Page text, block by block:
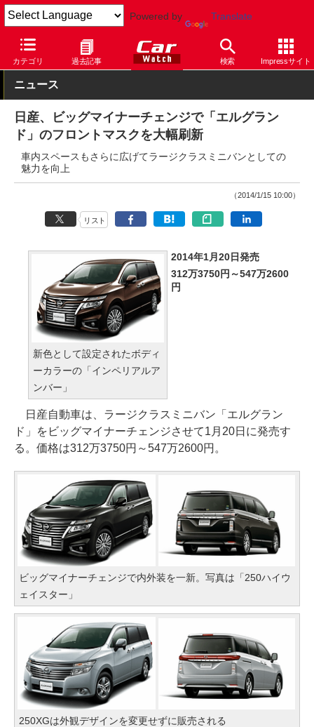
Powered by Translate
カテゴリ 過去記事 検索 Impressサイト
Car Watch 自動車 エルグランド
ニュース
日産、ビッグマイナーチェンジで「エルグラン
ド」のフロントマスクを大幅刷新
車内スペースもさらに広げてラージクラスミニバンとしての
魅力を向上
（2014/1/15 10:00）
リスト
新色として設定されたボディ
ーカラーの「インペリアルア
ンバー」
2014年1月20日発売
312万3750円～547万2600
円
日産自動車は、ラージクラスミニバン「エルグラン
ド」をビッグマイナーチェンジさせて1月20日に発売す
る。価格は312万3750円～547万2600円。
ビッグマイナーチェンジで内外装を一新。写真は「250ハイウ
ェイスター」
250XGは外観デザインを変更せずに販売される